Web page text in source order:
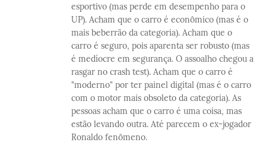
esportivo (mas perde em desempenho para o
UP). Acham que o carro é econômico (mas é o
mais beberrão da categoria). Acham que o
carro é seguro, pois aparenta ser robusto (mas
é medíocre em segurança. O assoalho chegou a
rasgar no crash test). Acham que o carro é
"moderno" por ter painel digital (mas é o carro
com o motor mais obsoleto da categoria). As
pessoas acham que o carro é uma coisa, mas
estão levando outra. Até parecem o ex-jogador
Ronaldo fenômeno.